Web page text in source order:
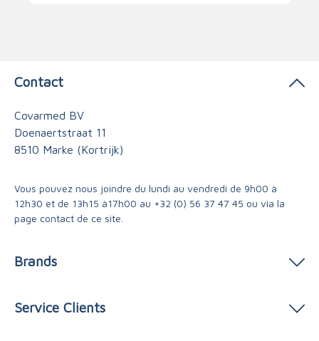
Contact
Covarmed BV
Doenaertstraat 11
8510 Marke (Kortrijk)
Vous pouvez nous joindre du lundi au vendredi de 9h00 à
12h30 et de 13h15 à17h00 au +32 (0) 56 37 47 45 ou via la
page contact de ce site.
Brands
Service Clients